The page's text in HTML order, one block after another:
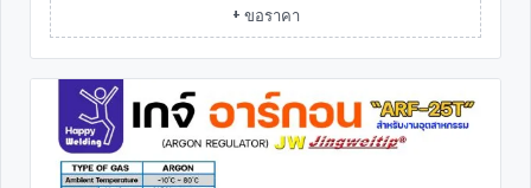
+ ขอราคา